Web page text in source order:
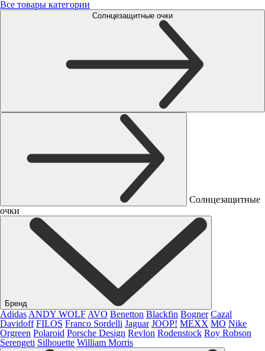
Все товары категории
Солнцезащитные очки
Солнцезащитные
очки
Бренд
Adidas ANDY WOLF AVO Benetton Blackfin Bogner Cazal
Davidoff FILOS Franco Sordelli Jaguar JOOP! MEXX MO Nike
Orgreen Polaroid Porsche Design Revlon Rodenstock Roy Robson
Serengeti Silhouette William Morris